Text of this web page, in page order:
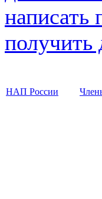
написать
получить
НАП России